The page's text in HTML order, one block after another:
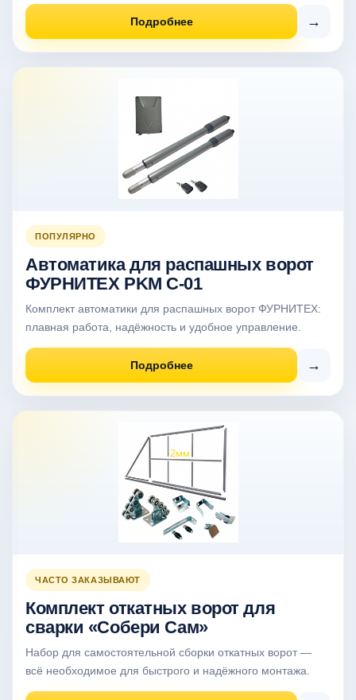
Подробнее →
ПОПУЛЯРНО
Автоматика для распашных ворот
ФУРНИТЕХ PKM C-01
Комплект автоматики для распашных ворот ФУРНИТЕХ:
плавная работа, надёжность и удобное управление.
Подробнее →
ЧАСТО ЗАКАЗЫВАЮТ
Комплект откатных ворот для
сварки «Собери Сам»
Набор для самостоятельной сборки откатных ворот —
всё необходимое для быстрого и надёжного монтажа.